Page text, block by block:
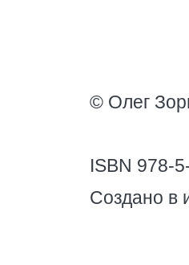
© Олег
ISBN 978-
Создано в